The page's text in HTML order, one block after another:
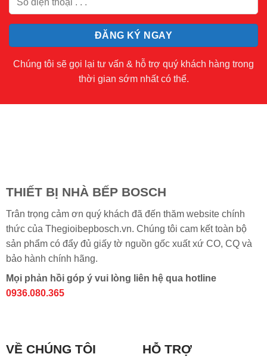
Chúng tôi sẽ gọi lại tư vấn & hỗ trợ quý khách hàng trong
thời gian sớm nhất có thể.
THIẾT BỊ NHÀ BẾP BOSCH
Trân trọng cảm ơn quý khách đã đến thăm website chính
thức của Thegioibepbosch.vn. Chúng tôi cam kết toàn bộ
sản phẩm có đẩy đủ giấy tờ nguồn gốc xuất xứ CO, CQ và
bảo hành chính hãng.
Mọi phản hồi góp ý vui lòng liên hệ qua hotline
0936.080.365
VỀ CHÚNG TÔI HỖ TRỢ